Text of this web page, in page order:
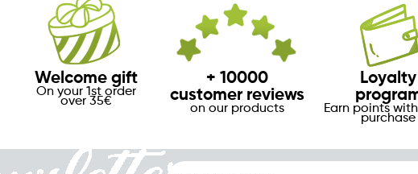
Welcome gift
On your 1st order
over 35€
+ 10000
customer reviews
on our products
Loyalty
Earn points
purchase